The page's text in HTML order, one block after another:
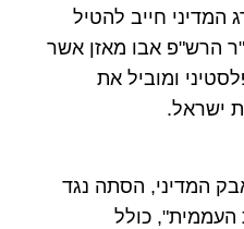
חייב להטיל
הרש"פ אבו מאזן אשר
ומוביל את
ישראל.
המדיני, הסתה נגד
העממית", כולל